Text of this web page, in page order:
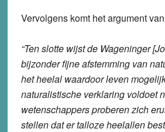
Vervolgens komt het argument van
“Ten slotte wijst de Wageninger
bijzonder fijne afstemming van
het heelal waardoor leven
naturalistische verklaring voldoet
wetenschappers proberen zich
stellen dat er talloze heelallen